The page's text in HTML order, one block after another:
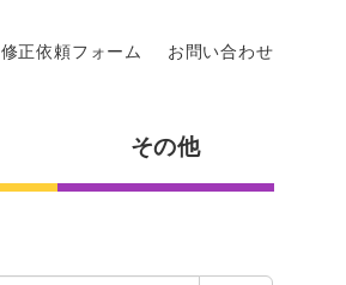
修正依頼フォーム お問い合わせ
その他